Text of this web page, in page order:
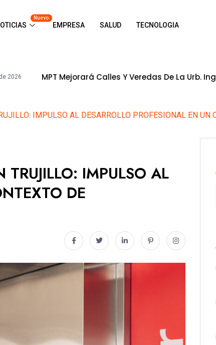
Nuevo
EMPRESA SALUD TECNOLOGIA
Mejorará Calles Y Veredas De La Urb. Ingeniería I 8
IMPULSO AL DESARROLLO PROFESIONAL EN UN
TRUJILLO: IMPULSO AL
DE